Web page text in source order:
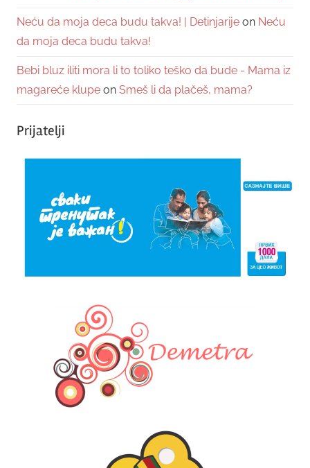
Neću da moja deca budu takva! | Detinjarije on Neću
da moja deca budu takva!
Bebi bluz iliti mora li to toliko teško da bude - Mama iz
magareće klupe on Smeš li da plačeš, mama?
Prijatelji